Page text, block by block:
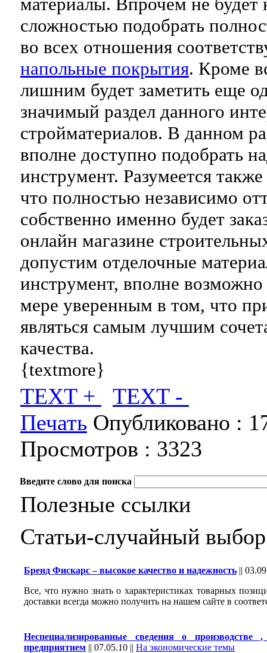
сложностью подобрать
во всех отношения
напольные покрытия. Кроме
лишним будет заметить еще
значимый раздел данного
стройматериалов. В данном
вполне доступно подобрать
инструмент. Разумеется также
что полностью независимо
собственно именно будет
онлайн магазине
допустим отделочные
инструмент, вполне
мере уверенным в том, что
являться самым лучшим
качества.
{textmore}
TEXT +
TEXT -
Печать Опубликовано :
Просмотров : 3323
Введите слово для поиска
Полезные ссылки
Статьи-случайный выбор
Бренд Фискарс – высокое качество и надежность ||
Все, что нужно знать о характеристиках товарных
доставки всегда можно получить на нашем сайте в
Неспециализированные сведения о
предприятием || 07.05.10 || На экономические темы